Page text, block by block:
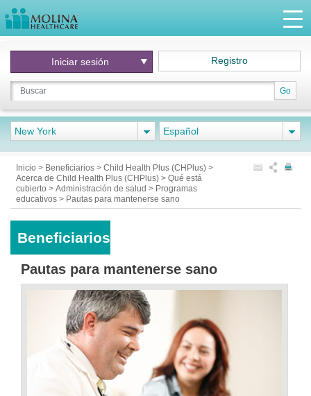
Go
Iniciar sesión Registro
New York Español
Inicio > Beneficiarios > Child Health Plus (CHPlus) >
Acerca de Child Health Plus (CHPlus) > Qué está
cubierto > Administración de salud > Programas
educativos > Pautas para mantenerse sano
Beneficiarios
Pautas para mantenerse sano